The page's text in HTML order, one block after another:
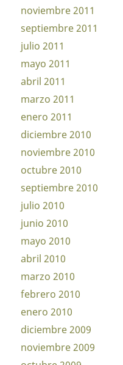
noviembre 2011
septiembre 2011
julio 2011
mayo 2011
abril 2011
marzo 2011
enero 2011
diciembre 2010
noviembre 2010
octubre 2010
septiembre 2010
julio 2010
junio 2010
mayo 2010
abril 2010
marzo 2010
febrero 2010
enero 2010
diciembre 2009
noviembre 2009